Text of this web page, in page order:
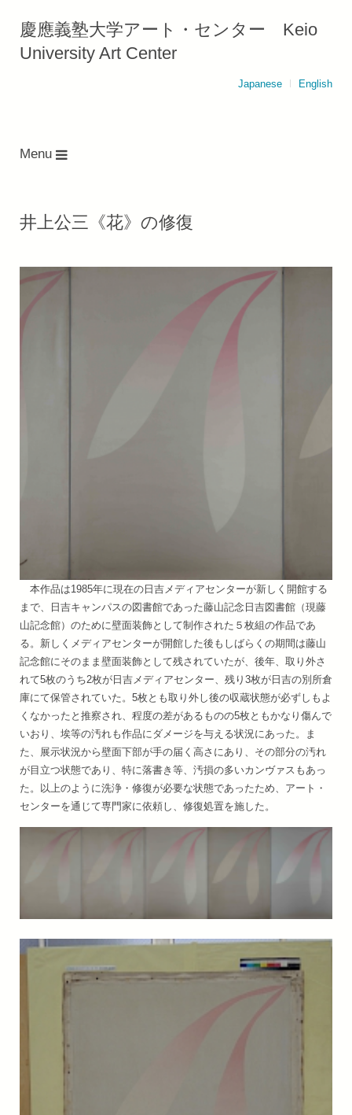
慶應義塾大学アート・センター Keio
University Art Center
Japanese English
Menu
井上公三《花》の修復
本作品は1985年に現在の日吉メディアセンターが新しく開館する
まで、日吉キャンパスの図書館であった藤山記念日吉図書館（現藤
山記念館）のために壁面装飾として制作された５枚組の作品であ
る。新しくメディアセンターが開館した後もしばらくの期間は藤山
記念館にそのまま壁面装飾として残されていたが、後年、取り外さ
れて5枚のうち2枚が日吉メディアセンター、残り3枚が日吉の別所倉
庫にて保管されていた。5枚とも取り外し後の収蔵状態が必ずしもよ
くなかったと推察され、程度の差があるものの5枚ともかなり傷んで
いおり、埃等の汚れも作品にダメージを与える状況にあった。ま
た、展示状況から壁面下部が手の届く高さにあり、その部分の汚れ
が目立つ状態であり、特に落書き等、汚損の多いカンヴァスもあっ
た。以上のように洗浄・修復が必要な状態であったため、アート・
センターを通じて専門家に依頼し、修復処置を施した。